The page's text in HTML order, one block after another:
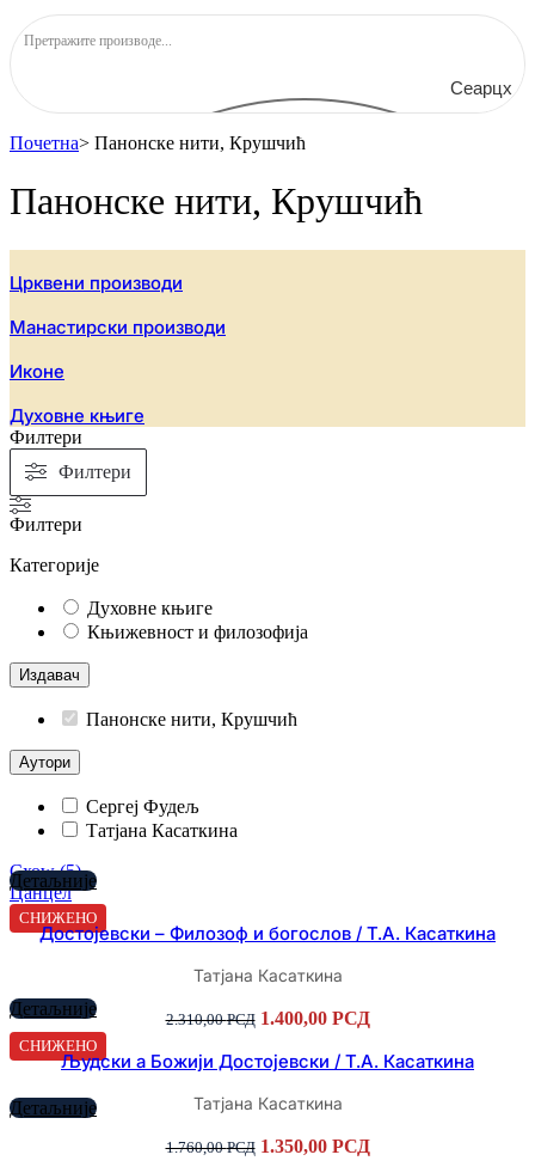
Сеарцх
Почетна> Панонске нити, Крушчић
Панонске нити, Крушчић
Црквени производи
Манастирски производи
Иконе
Духовне књиге
Филтери
Филтери
Филтери
Категорије
Духовне књиге
Књижевност и филозофија
Издавач
Панонске нити, Крушчић
Аутори
Сергеј Фудељ
Татјана Касаткина
Схоw(5)
Цанцел
СНИЖЕНО
Детаљније
Достојевски – Филозоф и богослов / Т.А. Касаткина
Татјана Касаткина
2.310,00РСД Оригинална
је
2.310,00 РСД.
1.400,00 РСДТренутна
је:
СНИЖЕНО
Детаљније
Људски а Божији Достојевски / Т.А. Касаткина
Татјана Касаткина
1.760,00РСД Оригинална
1.350,00 РСДТренутна
Детаљније